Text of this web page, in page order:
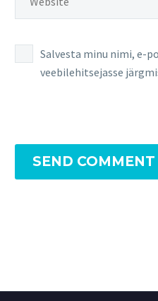
Salvesta minu nimi, e-
veebilehitsejasse
SEND COMMENT